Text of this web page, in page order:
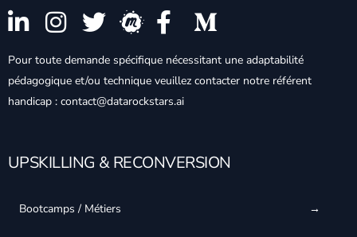
Pour toute demande spécifique nécessitant une adaptabilité
pédagogique et/ou technique veuillez contacter notre référent
handicap : contact@datarockstars.ai
UPSKILLING & RECONVERSION
Bootcamps / Métiers